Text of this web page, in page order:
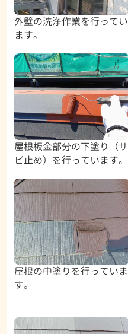
外壁の洗浄作業を行ってい
ます。
屋根板金部分の下塗り（サ
ビ止め）を行っています。
屋根の中塗りを行っていま
す。